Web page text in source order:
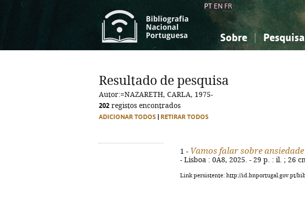
PT EN FR
Sobre Pesquisa
Ciências sociais...
Ciências sociais...
Resultado de pesquisa
Autor:=NAZARETH, CARLA, 1975-
202 registos encontrados
ADICIONAR TODOS RETIRAR TODOS
1 - Vamos falar sobre
- Lisboa : 0A8, 2025. - 29 p. : il. ; 26
Link persistente: http://id.bnportugal.gov.pt/